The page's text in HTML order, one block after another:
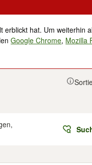
erblickt hat. Um weiterhin
Google Chrome, Mozilla